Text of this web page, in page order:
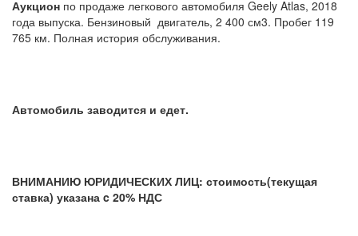
Аукцион по продаже легкового автомобиля Geely Atlas, 2018
года выпуска. Бензиновый двигатель, 2 400 см3. Пробег 119
765 км. Полная история обслуживания.
Автомобиль заводится и едет.
ВНИМАНИЮ ЮРИДИЧЕСКИХ ЛИЦ: стоимость(текущая
ставка) указана c 20% НДС